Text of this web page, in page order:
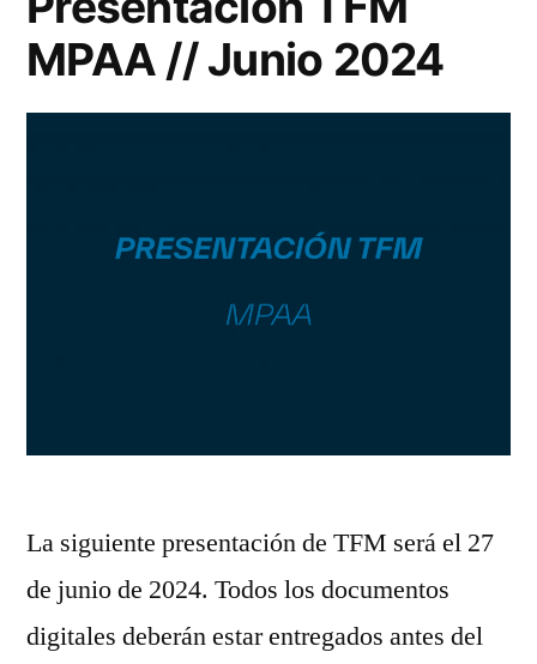
MPAA // Junio 2024
La siguiente presentación de TFM será el 27
de junio de 2024. Todos los documentos
digitales deberán estar entregados antes del